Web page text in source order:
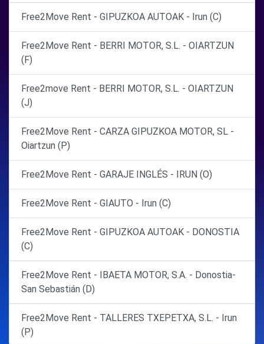
Free2Move Rent - GIPUZKOA AUTOAK - Irun (C)
Free2Move Rent - BERRI MOTOR, S.L. - OIARTZUN
(F)
Free2move Rent - BERRI MOTOR, S.L. - OIARTZUN
(J)
Free2Move Rent - CARZA GIPUZKOA MOTOR, SL -
Oiartzun (P)
Free2Move Rent - GARAJE INGLÉS - IRUN (O)
Free2Move Rent - GIAUTO - Irun (C)
Free2Move Rent - GIPUZKOA AUTOAK - DONOSTIA
(C)
Free2Move Rent - IBAETA MOTOR, S.A. - Donostia-
San Sebastián (D)
Free2Move Rent - TALLERES TXEPETXA, S.L. - Irun
(P)